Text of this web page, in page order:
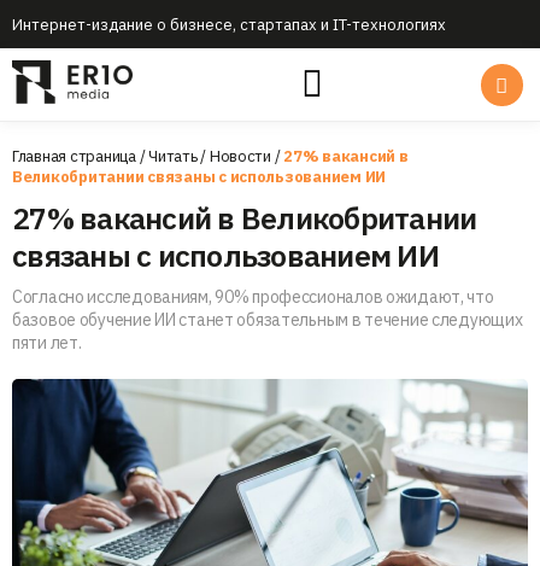
Интернет-издание о бизнесе, стартапах и IT-технологиях
Главная страница/Читать/Новости /27% вакансий в
Великобритании связаны с использованием ИИ
27% вакансий в Великобритании
связаны с использованием ИИ
Согласно исследованиям, 90% профессионалов ожидают, что
базовое обучение ИИ станет обязательным в течение следующих
пяти лет.